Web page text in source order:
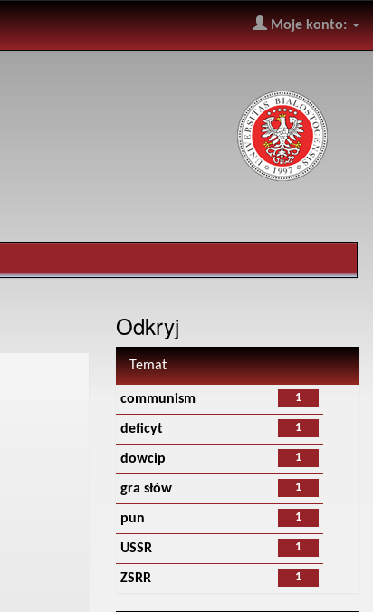
Moje konto:
Odkryj
Temat
1
communism
1
deficyt
1
dowcip
1
gra słów
1
pun
1
USSR
1
ZSRR